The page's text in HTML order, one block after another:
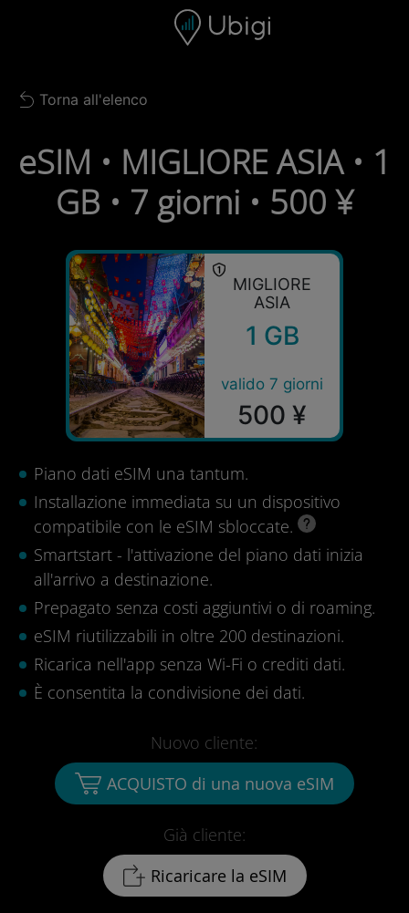
Barra di navigazione
Back to list
Torna all'elenco
eSIM • MIGLIORE ASIA • 1
GB • 7 giorni • 500 ¥
MIGLIORE
ASIA
1 GB
valido 7 giorni
500 ¥
Piano dati eSIM una tantum.
Installazione immediata su un dispositivo
compatibile con le eSIM sbloccate.
Smartstart - l'attivazione del piano dati inizia
all'arrivo a destinazione.
Prepagato senza costi aggiuntivi o di roaming.
eSIM riutilizzabili in oltre 200 destinazioni.
Ricarica nell'app senza Wi-Fi o crediti dati.
È consentita la condivisione dei dati.
Già cliente:
Ricaricare la eSIM
Nuovo cliente:
ACQUISTO di una nuova eSIM